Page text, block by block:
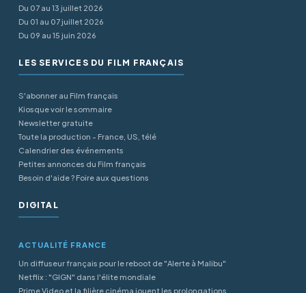
Du 07 au 13 juillet 2026
Du 01 au 07 juillet 2026
Du 09 au 15 juin 2026
LES SERVICES DU FILM FRANÇAIS
S'abonner au Film français
Kiosque voir le sommaire
Newsletter gratuite
Toute la production - France, US, télé
Calendrier des événements
Petites annonces du Film français
Besoin d'aide ? Foire aux questions
DIGITAL
ACTUALITÉ FRANCE
Un diffuseur français pour le reboot de "Alerte à Malibu"
Netflix : "GIGN" dans l'élite mondiale
Prime Video et la filière cinéma jouent les prolongations